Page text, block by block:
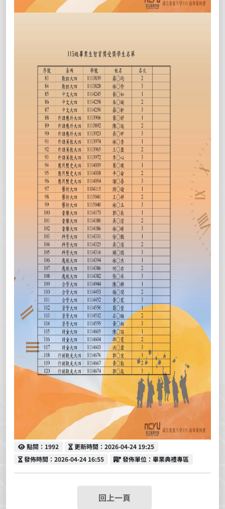
點閱
點閱：1992 更新時間
更新時間：2026-04-24 19:25
發佈時間
發佈時間：2026-04-24 16:55 發佈單位
發佈單位：畢業典禮專區
回上一頁